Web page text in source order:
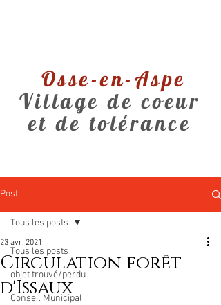
Osse-en-Aspe
Village de coeur
et de tolérance
Post
Tous les posts
objet trouvé/perdu
Conseil Municipal
Tous les posts
Circulation forêt
d'Issaux
23 avr. 2021